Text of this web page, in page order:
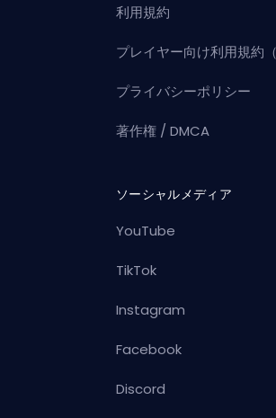
利用規約
プレイヤー向け利用規約
プライバシーポリシー
著作権 / DMCA
ソーシャルメディア
YouTube
TikTok
Instagram
Facebook
Discord